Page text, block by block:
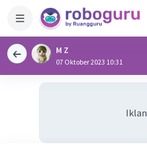
M Z
07 Oktober 2023 10:31
Iklan